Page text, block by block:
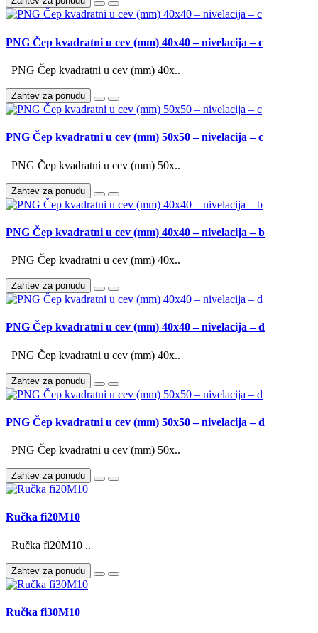
PNG Čep kvadratni u cev (mm) 40x40 – nivelacija – c
PNG Čep kvadratni u cev (mm) 40x..
Zahtev za ponudu
PNG Čep kvadratni u cev (mm) 50x50 – nivelacija – c
PNG Čep kvadratni u cev (mm) 50x..
Zahtev za ponudu
PNG Čep kvadratni u cev (mm) 40x40 – nivelacija – b
PNG Čep kvadratni u cev (mm) 40x..
Zahtev za ponudu
PNG Čep kvadratni u cev (mm) 40x40 – nivelacija – d
PNG Čep kvadratni u cev (mm) 40x..
Zahtev za ponudu
PNG Čep kvadratni u cev (mm) 50x50 – nivelacija – d
PNG Čep kvadratni u cev (mm) 50x..
Zahtev za ponudu
Ručka fi20M10
Ručka fi20M10 ..
Zahtev za ponudu
Ručka fi30M10